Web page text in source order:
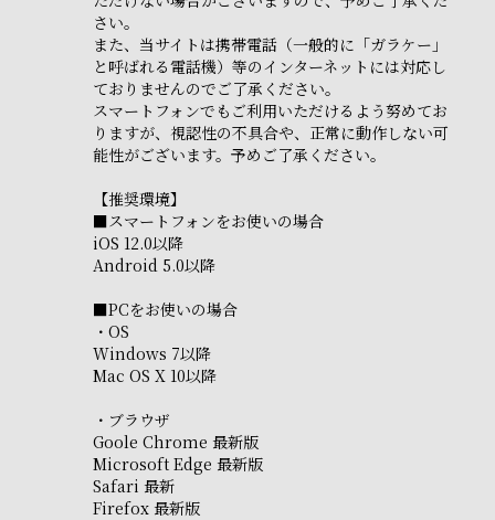
さい。
また、当サイトは携帯電話（一般的に「ガラケー」
と呼ばれる電話機）等のインターネットには対応し
ておりませんのでご了承ください。
スマートフォンでもご利用いただけるよう努めてお
りますが、視認性の不具合や、正常に動作しない可
能性がございます。予めご了承ください。
【推奨環境】
■スマートフォンをお使いの場合
iOS 12.0以降
Android 5.0以降
■PCをお使いの場合
・OS
Windows 7以降
Mac OS X 10以降
・ブラウザ
Goole Chrome 最新版
Microsoft Edge 最新版
Safari 最新
Firefox 最新版